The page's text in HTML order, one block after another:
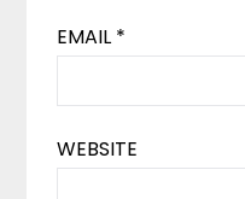
EMAIL *
WEBSITE